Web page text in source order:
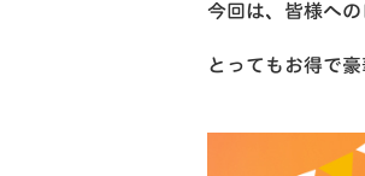
今回は、皆様へ
とってもお得で豪